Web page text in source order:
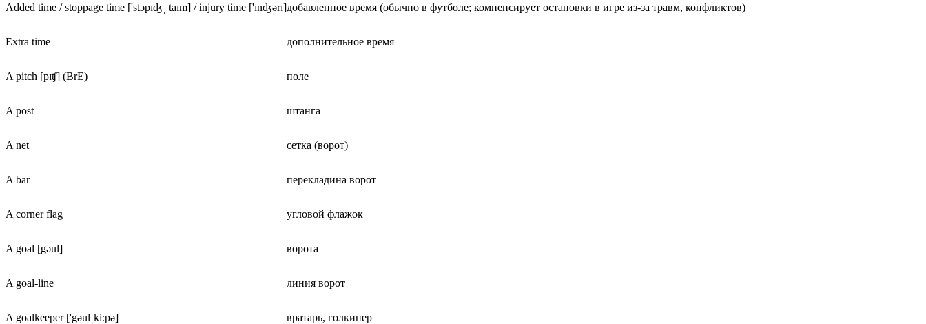
Added time / stoppage time ['stɔpɪʤˌ taɪm] / injury time ['ɪnʤərɪ]добавленное время (обычно в футболе; компенсирует остановки в игре из-за травм, конфликтов)
Extra time дополнительное время
A pitch [pɪʧ] (BrE) поле
A post штанга
A net сетка (ворот)
A bar перекладина ворот
A corner flag угловой флажок
A goal [gəul] ворота
A goal-line линия ворот
A goalkeeper ['gəulˌkiːpə] вратарь, голкипер